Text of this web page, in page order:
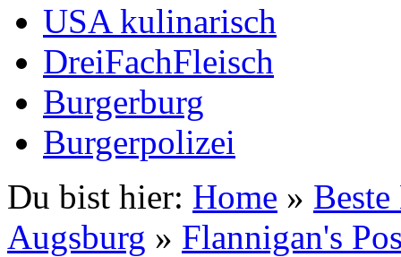
USA kulinarisch
DreiFachFleisch
Burgerburg
Burgerpolizei
Du bist hier: Home »
Augsburg » Flannigan's